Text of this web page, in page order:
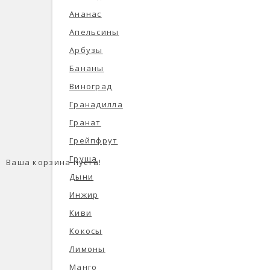
Ваша корзина пуста!
Ананас
Апельсины
Арбузы
Бананы
Виноград
Гранадилла
Гранат
Грейпфрут
Груша
Дыни
Инжир
Киви
Кокосы
Лимоны
Манго